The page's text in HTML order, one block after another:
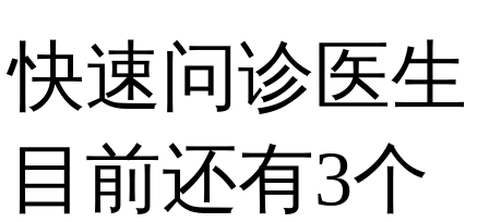
快速问诊医生
目前还有3个